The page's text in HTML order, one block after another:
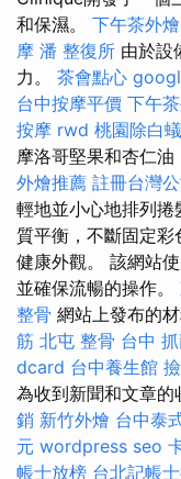
和保濕。 下午茶外燴
摩 潘 整復所 由於設
力。 茶會點心
台中按摩平價 下午
按摩 rwd 桃園除白
摩洛哥堅果和杏仁油
外燴推薦 註冊台灣
輕地並小心地排列
質平衡，不斷固定
健康外觀。 該網站
並確保流暢的操作。
整骨 網站上發布的
筋 北屯 整骨 台中
dcard 台中養生館
為收到新聞和文章的
銷 新竹外燴 台中泰
元 wordpress seo
帳士放榜 台北記帳